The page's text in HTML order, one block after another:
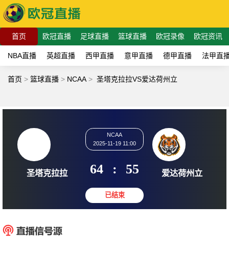
首页 欧冠直播 足球直播 篮球直播 欧冠录像 欧冠资讯
NBA直播 英超直播 西甲直播 意甲直播 德甲直播 法甲直
首页 > 篮球直播 > NCAA > 圣塔克拉拉VS爱达荷州立
圣塔克拉拉
NCAA
2025-11-19 11:00
64 : 55 爱达